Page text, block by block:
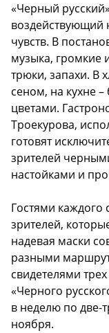
«Черный
воздействующий
чувств. В
музыка, громкие
трюки, запахи. В
сеном, на кухне
цветами.
Троекурова,
готовят
зрителей
настойками и
Гостями каждого
зрителей,
надевая маски
разными
свидетелями
«Черного
в неделю по две-
ноября.